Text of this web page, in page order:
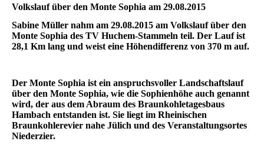
Volkslauf über den Monte Sophia am 29.08.2015
Sabine Müller nahm am 29.08.2015 am Volkslauf über den
Monte Sophia des TV Huchem-Stammeln teil. Der Lauf ist
28,1 Km lang und weist eine Höhendifferenz von 370 m auf.
Der Monte Sophia ist ein anspruchsvoller Landschaftslauf
über den Monte Sophia, wie die Sophienhöhe auch genannt
wird, der aus dem Abraum des Braunkohletagesbaus
Hambach entstanden ist. Sie liegt im Rheinischen
Braunkohlerevier nahe Jülich und des Veranstaltungsortes
Niederzier.